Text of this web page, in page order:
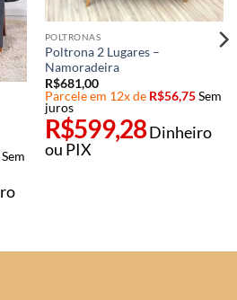
Sem
POLTRONAS
Poltrona 2 Lugares –
Namoradeira
R$681,00
Parcele em 12x de R$56,75 Sem
juros
R$599,28Dinheiro
ou PIX